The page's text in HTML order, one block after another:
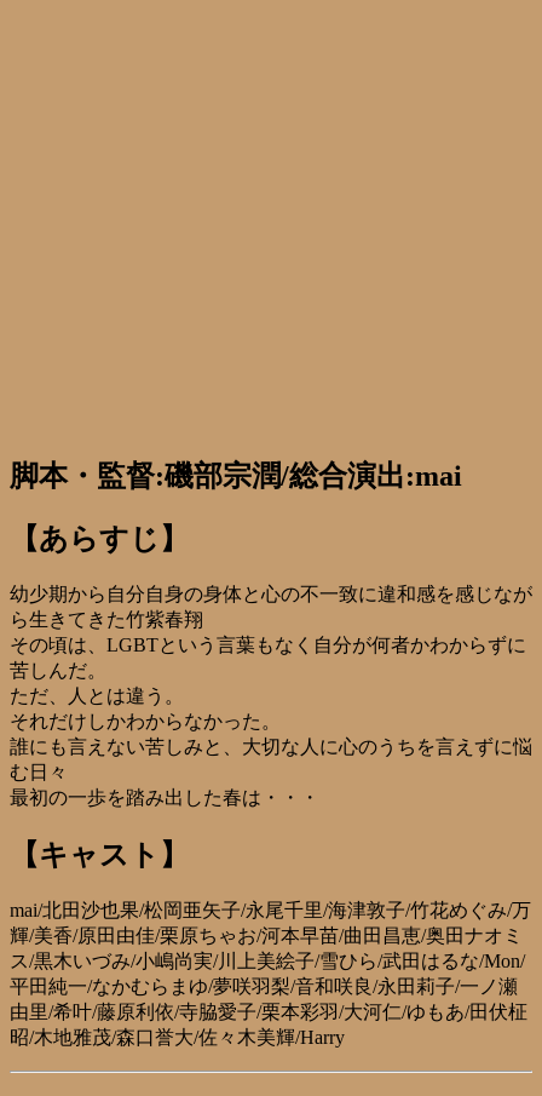
脚本・監督:磯部宗潤/総合演出:mai
【あらすじ】
幼少期から自分自身の身体と心の不一致に違和感を感じなが
ら生きてきた竹紫春翔
その頃は、LGBTという言葉もなく自分が何者かわからずに
苦しんだ。
ただ、人とは違う。
それだけしかわからなかった。
誰にも言えない苦しみと、大切な人に心のうちを言えずに悩
む日々
最初の一歩を踏み出した春は・・・
【キャスト】
mai/北田沙也果/松岡亜矢子/永尾千里/海津敦子/竹花めぐみ/万
輝/美香/原田由佳/栗原ちゃお/河本早苗/曲田昌恵/奥田ナオミ
ス/黒木いづみ/小嶋尚実/川上美絵子/雪ひら/武田はるな/Mon/
平田純一/なかむらまゆ/夢咲羽梨/音和咲良/永田莉子/一ノ瀬
由里/希叶/藤原利依/寺脇愛子/栗本彩羽/大河仁/ゆもあ/田伏柾
昭/木地雅茂/森口誉大/佐々木美輝/Harry